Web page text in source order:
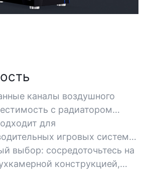
каналы воздушного
с радиатором
теплоотведение,
службы компонентов.
без инструментов и
панели упрощают
для
игровых систем,
и компактных сборок,
охлаждения и
выбор: сосредоточьтесь на
конструкцией,